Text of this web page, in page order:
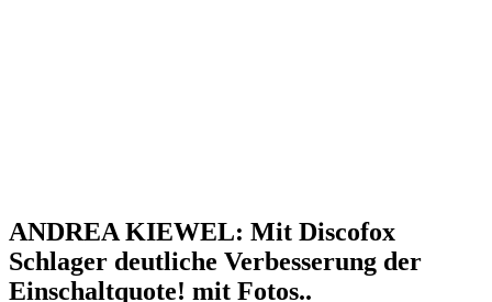
ANDREA KIEWEL: Mit Discofox
Schlager deutliche Verbesserung der
Einschaltquote! mit Fotos..